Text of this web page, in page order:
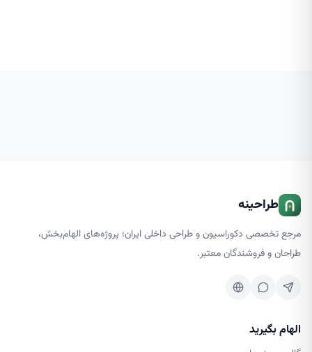
طراحینه
مرجع تخصصی دکوراسیون و طراحی داخلی ایران؛ پروژه‌های الهام‌بخش،
طراحان و فروشندگان معتبر.
الهام بگیرید